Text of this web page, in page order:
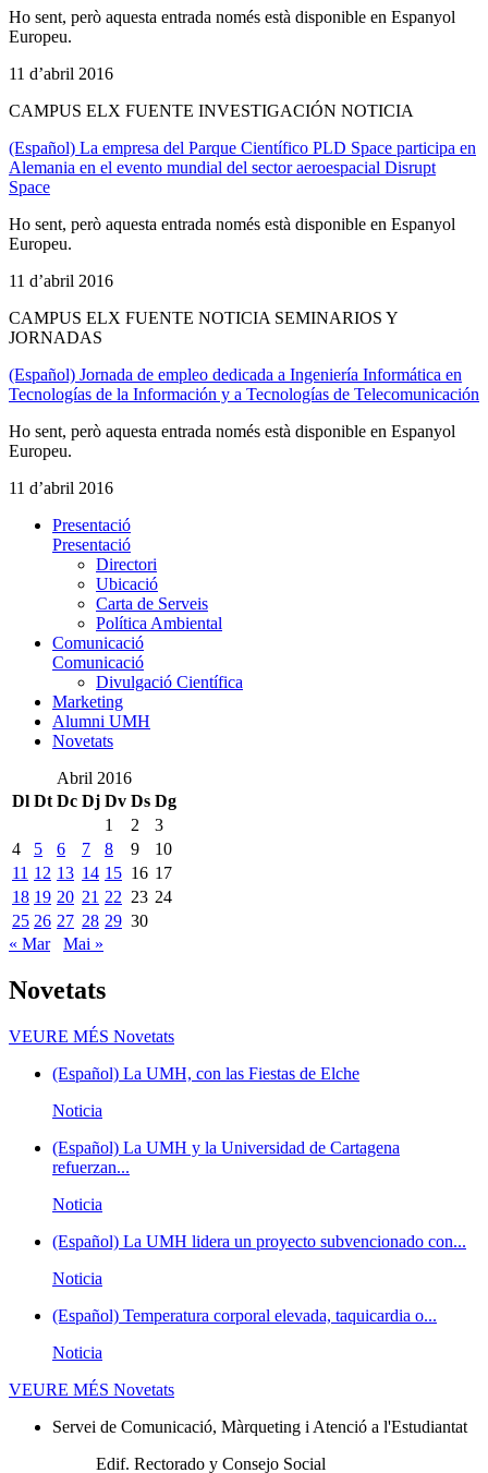
Ho sent, però aquesta entrada només està disponible en Espanyol
Europeu.
11 d’abril 2016
CAMPUS ELX FUENTE INVESTIGACIÓN NOTICIA
(Español) La empresa del Parque Científico PLD Space participa en
Alemania en el evento mundial del sector aeroespacial Disrupt
Space
Ho sent, però aquesta entrada només està disponible en Espanyol
Europeu.
11 d’abril 2016
CAMPUS ELX FUENTE NOTICIA SEMINARIOS Y
JORNADAS
(Español) Jornada de empleo dedicada a Ingeniería Informática en
Tecnologías de la Información y a Tecnologías de Telecomunicación
Ho sent, però aquesta entrada només està disponible en Espanyol
Europeu.
11 d’abril 2016
Presentació
Presentació
Directori
Ubicació
Carta de Serveis
Política Ambiental
Comunicació
Comunicació
Divulgació Científica
Marketing
Alumni UMH
Novetats
Abril 2016
Dl Dt Dc Dj Dv Ds Dg
1
2
3
4
5 6 7 8 9
10
11 12 13 14 15 16 17
18 19 20 21 22 23 24
25 26 27 28 29 30
« Mar
Mai »
Novetats
VEURE MÉS Novetats
(Español) La UMH, con las Fiestas de Elche
Noticia
(Español) La UMH y la Universidad de Cartagena
refuerzan...
Noticia
(Español) La UMH lidera un proyecto subvencionado con...
Noticia
(Español) Temperatura corporal elevada, taquicardia o...
Noticia
VEURE MÉS Novetats
Servei de Comunicació, Màrqueting i Atenció a l'Estudiantat
Edif. Rectorado y Consejo Social